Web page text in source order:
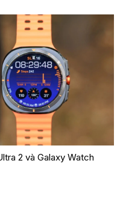
2 và Galaxy Watch